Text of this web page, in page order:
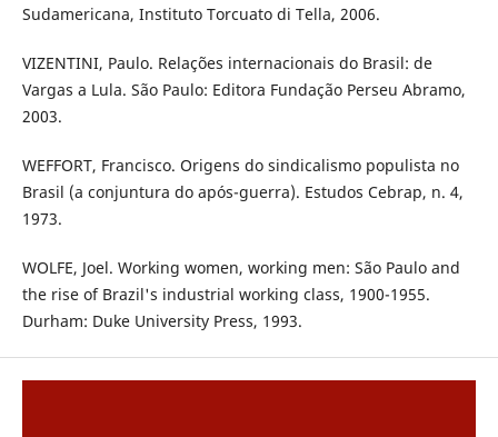
Sudamericana, Instituto Torcuato di Tella, 2006.
VIZENTINI, Paulo. Relações internacionais do Brasil: de
Vargas a Lula. São Paulo: Editora Fundação Perseu Abramo,
2003.
WEFFORT, Francisco. Origens do sindicalismo populista no
Brasil (a conjuntura do após-guerra). Estudos Cebrap, n. 4,
1973.
WOLFE, Joel. Working women, working men: São Paulo and
the rise of Brazil's industrial working class, 1900-1955.
Durham: Duke University Press, 1993.